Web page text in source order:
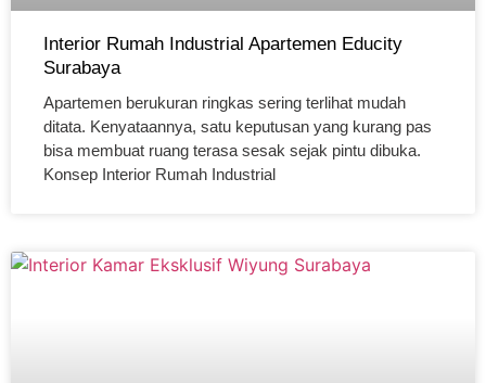
Interior Rumah Industrial Apartemen Educity
Surabaya
Apartemen berukuran ringkas sering terlihat mudah
ditata. Kenyataannya, satu keputusan yang kurang pas
bisa membuat ruang terasa sesak sejak pintu dibuka.
Konsep Interior Rumah Industrial